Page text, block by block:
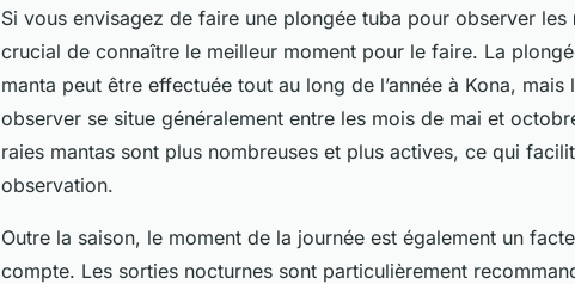
Si vous envisagez de faire une plongée tuba pour observer les
crucial de connaître le meilleur moment pour le faire. La
manta peut être effectuée tout au long de l’année à Kona,
observer se situe généralement entre les mois de mai et
raies mantas sont plus nombreuses et plus actives, ce qui
observation.
Outre la saison, le moment de la journée est également un
compte. Les sorties nocturnes sont particulièrement